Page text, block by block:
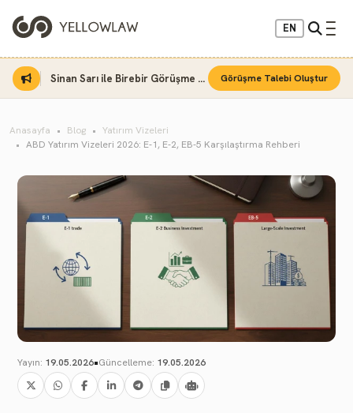
EN
Sinan Sarı ile Birebir Görüşme Fırsatı Görüşme Talebi Oluştur
Anasayfa Blog
Yatırım Vizeleri
ABD Yatırım Vizeleri 2026: E-1, E-2, EB-5 Karşılaştırma Rehberi
Yayın: 19.05.2026•Güncelleme: 19.05.2026